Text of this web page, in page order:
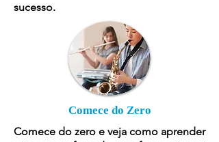
sucesso.
Comece do Zero
Comece do zero e veja como aprender